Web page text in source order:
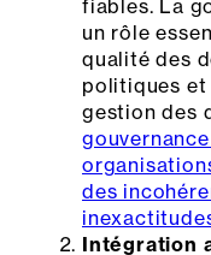
fiables. La
un rôle
qualité des
politiques et
gestion des
des
Intégration